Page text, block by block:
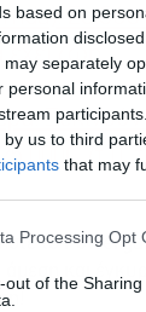
based on
separately
personal
us to third
that may
Processing Opt
out of the
Σε δύο
έχει ζωή
/τ.μ.
το
άμεση και